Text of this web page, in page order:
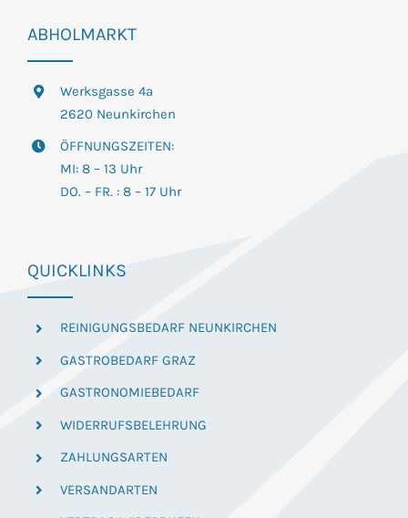
ABHOLMARKT
Werksgasse 4a
2620 Neunkirchen
ÖFFNUNGSZEITEN:
MI: 8 – 13 Uhr
DO. – FR. : 8 – 17 Uhr
QUICKLINKS
REINIGUNGSBEDARF NEUNKIRCHEN
GASTROBEDARF GRAZ
GASTRONOMIEBEDARF
WIDERRUFSBELEHRUNG
ZAHLUNGSARTEN
VERSANDARTEN